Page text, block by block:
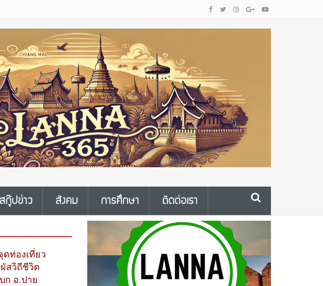
สกู๊ปข่าว สังคม การศึกษา ติดต่อเรา
ท่องเที่ยว
สวิถีชีวิต
ก อ.ปาย